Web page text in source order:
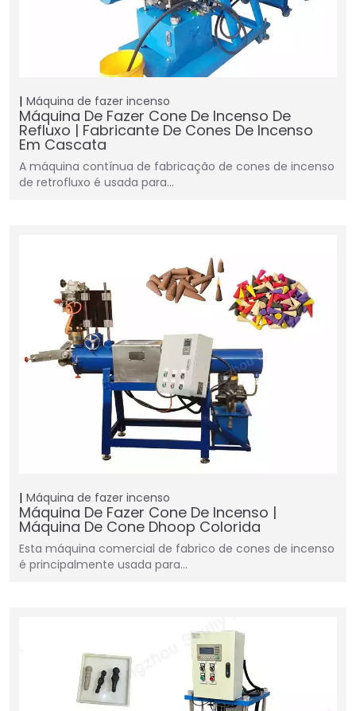
Máquina de fazer incenso
Máquina De Fazer Cone De Incenso De
Refluxo | Fabricante De Cones De Incenso
Em Cascata
A máquina contínua de fabricação de cones de incenso
de retrofluxo é usada para…
Máquina de fazer incenso
Máquina De Fazer Cone De Incenso |
Máquina De Cone Dhoop Colorida
Esta máquina comercial de fabrico de cones de incenso
é principalmente usada para…